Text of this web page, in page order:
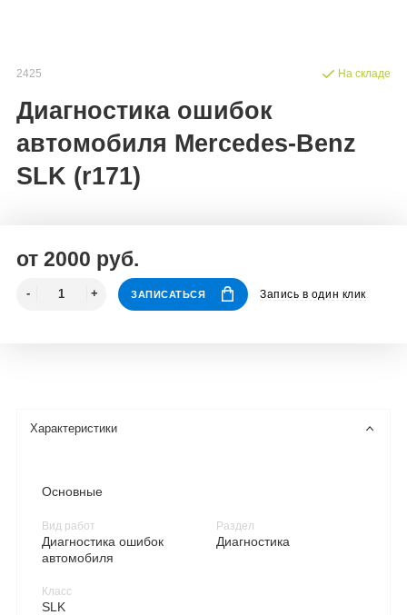
2425
Диагностика ошибок
автомобиля Mercedes-Benz
SLK (r171)
На складе
от 2000 руб.
ЗАПИСАТЬСЯ Запись в один клик
Характеристики
Основные
Вид работ
Диагностика ошибок
автомобиля
Класс
SLK
Раздел
Диагностика